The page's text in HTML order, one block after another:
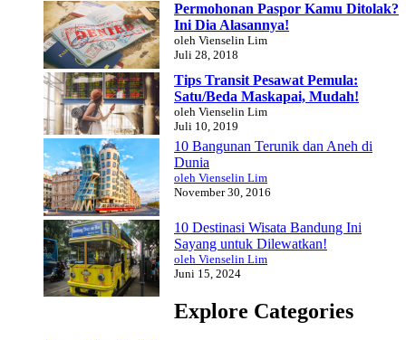
Permohonan Paspor Kamu Ditolak?
Ini Dia Alasannya!
oleh Vienselin Lim
Juli 28, 2018
Tips Transit Pesawat Pemula:
Satu/Beda Maskapai, Mudah!
oleh Vienselin Lim
Juli 10, 2019
10 Bangunan Terunik dan Aneh di
Dunia
oleh Vienselin Lim
November 30, 2016
10 Destinasi Wisata Bandung Ini
Sayang untuk Dilewatkan!
oleh Vienselin Lim
Juni 15, 2024
Explore Categories